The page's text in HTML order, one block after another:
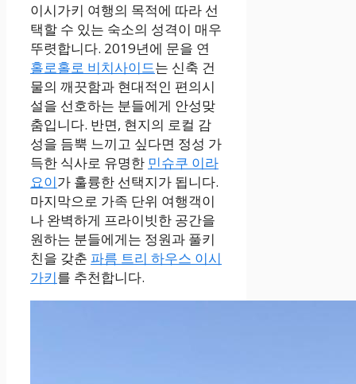
이시가키 여행의 목적에 따라 선
택할 수 있는 숙소의 성격이 매우
뚜렷합니다. 2019년에 문을 연
홀로홀로 비치사이드는 신축 건
물의 깨끗함과 현대적인 편의시
설을 선호하는 분들에게 안성맞
춤입니다. 반면, 현지의 로컬 감
성을 듬뿍 느끼고 싶다면 정성 가
득한 식사로 유명한 민슈쿠 이라
요이가 훌륭한 선택지가 됩니다.
마지막으로 가족 단위 여행객이
나 완벽하게 프라이빗한 공간을
원하는 분들에게는 정원과 풀키
친을 갖춘 파름 트리 하우스 이시
가키를 추천합니다.